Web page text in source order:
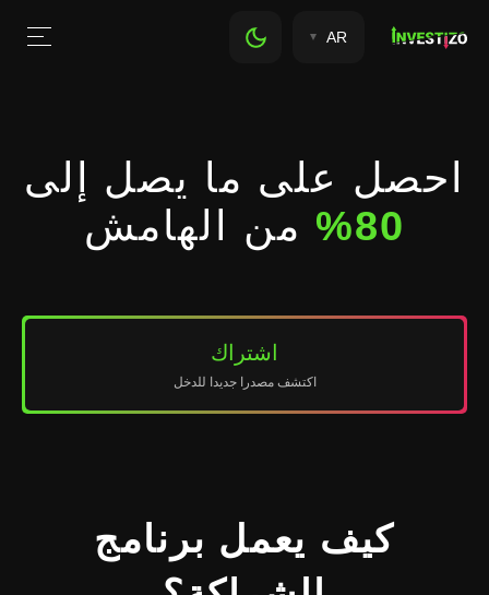
AR
احصل على ما يصل إلى
80%
من الهامش
اشتراك
اكتشف مصدرا جديدا للدخل
كيف يعمل برنامج